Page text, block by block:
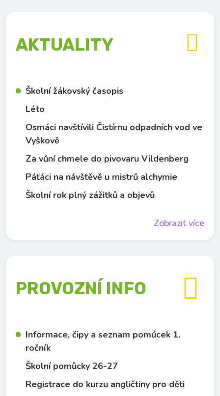
AKTUALITY
Školní žákovský časopis
Léto
Osmáci navštívili Čistírnu odpadních vod ve
Vyškově
Za vůní chmele do pivovaru Vildenberg
Páťáci na návštěvě u mistrů alchymie
Školní rok plný zážitků a objevů
Zobrazit více

PROVOZNÍ INFO
Informace, čipy a seznam pomůcek 1.
ročník
Školní pomůcky 26-27
Registrace do kurzu angličtiny pro děti
